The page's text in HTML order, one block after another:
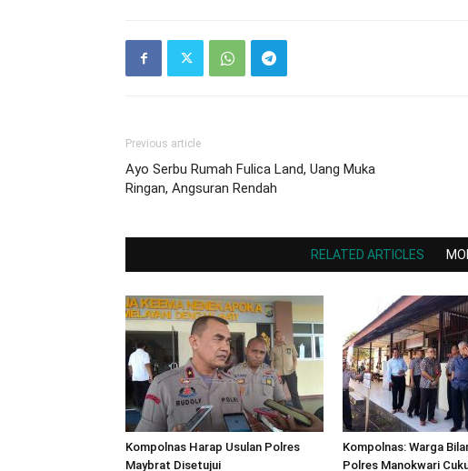
Previous article
Ayo Serbu Rumah Fulica Land, Uang Muka
Ringan, Angsuran Rendah
RELATED ARTICLES
Kompolnas Harap Usulan Polres
Maybrat Disetujui
Kompolnas: Warga
Polres Manokwari